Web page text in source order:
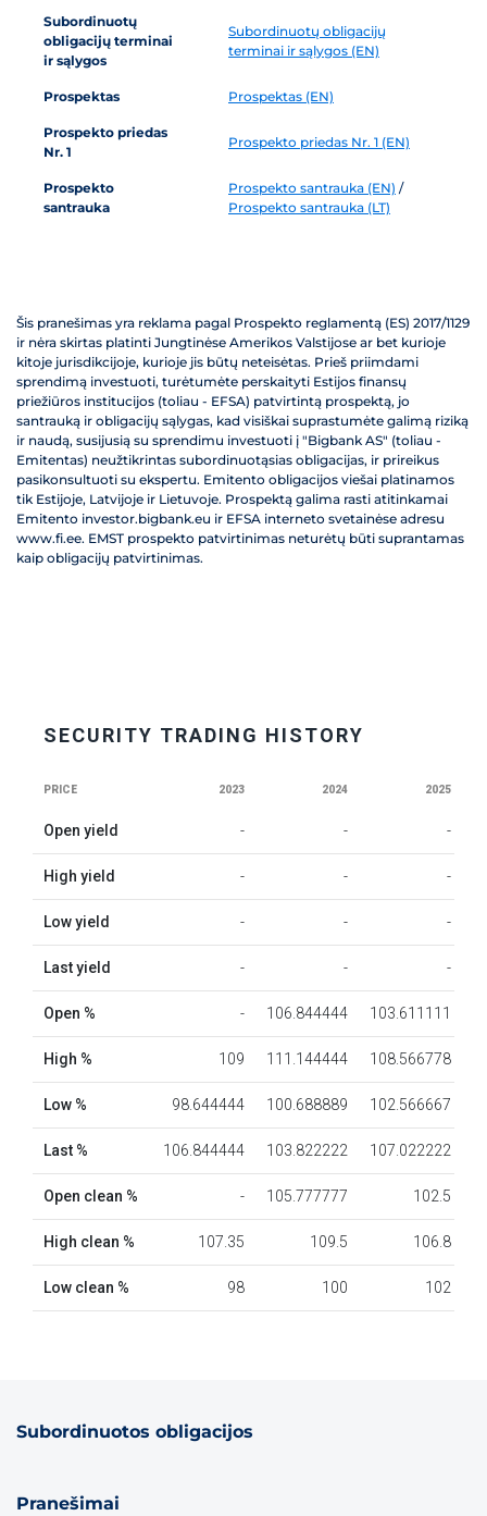
Subordinuotų
obligacijų terminai
ir sąlygos
Subordinuotų obligacijų
terminai ir sąlygos (EN)
Prospektas Prospektas (EN)
Prospekto priedas
Nr. 1
Prospekto priedas Nr. 1 (EN)
Prospekto
santrauka
Prospekto santrauka (EN) /
Prospekto santrauka (LT)
Šis pranešimas yra reklama pagal Prospekto reglamentą (ES) 2017/1129
ir nėra skirtas platinti Jungtinėse Amerikos Valstijose ar bet kurioje
kitoje jurisdikcijoje, kurioje jis būtų neteisėtas. Prieš priimdami
sprendimą investuoti, turėtumėte perskaityti Estijos finansų
priežiūros institucijos (toliau - EFSA) patvirtintą prospektą, jo
santrauką ir obligacijų sąlygas, kad visiškai suprastumėte galimą riziką
ir naudą, susijusią su sprendimu investuoti į "Bigbank AS" (toliau -
Emitentas) neužtikrintas subordinuotąsias obligacijas, ir prireikus
pasikonsultuoti su ekspertu. Emitento obligacijos viešai platinamos
tik Estijoje, Latvijoje ir Lietuvoje. Prospektą galima rasti atitinkamai
Emitento investor.bigbank.eu ir EFSA interneto svetainėse adresu
www.fi.ee. EMST prospekto patvirtinimas neturėtų būti suprantamas
kaip obligacijų patvirtinimas.
Subordinuotos obligacijos
Pranešimai